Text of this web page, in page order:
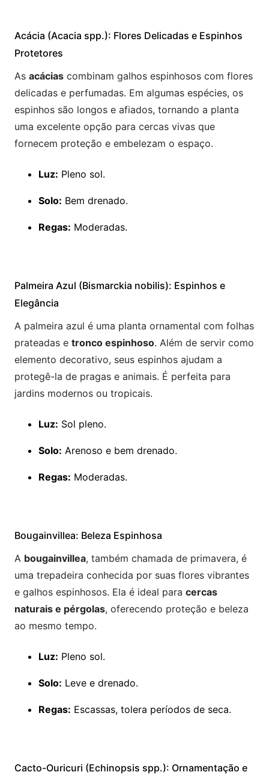
Acácia (Acacia spp.): Flores Delicadas e Espinhos
Protetores
As acácias combinam galhos espinhosos com flores
delicadas e perfumadas. Em algumas espécies, os
espinhos são longos e afiados, tornando a planta
uma excelente opção para cercas vivas que
fornecem proteção e embelezam o espaço.
Luz: Pleno sol.
Solo: Bem drenado.
Regas: Moderadas.
Palmeira Azul (Bismarckia nobilis): Espinhos e
Elegância
A palmeira azul é uma planta ornamental com folhas
prateadas e tronco espinhoso. Além de servir como
elemento decorativo, seus espinhos ajudam a
protegê-la de pragas e animais. É perfeita para
jardins modernos ou tropicais.
Luz: Sol pleno.
Solo: Arenoso e bem drenado.
Regas: Moderadas.
Bougainvillea: Beleza Espinhosa
A bougainvillea, também chamada de primavera, é
uma trepadeira conhecida por suas flores vibrantes
e galhos espinhosos. Ela é ideal para cercas
naturais e pérgolas, oferecendo proteção e beleza
ao mesmo tempo.
Luz: Pleno sol.
Solo: Leve e drenado.
Regas: Escassas, tolera períodos de seca.
Cacto-Ouricuri (Echinopsis spp.): Ornamentação e